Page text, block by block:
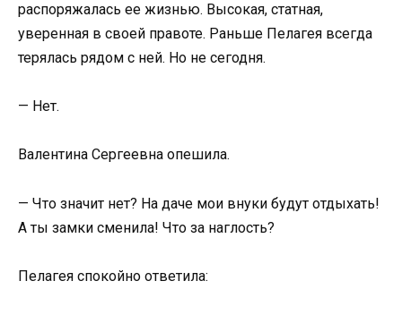
распоряжалась ее жизнью. Высокая, статная,
уверенная в своей правоте. Раньше Пелагея всегда
терялась рядом с ней. Но не сегодня.
— Нет.
Валентина Сергеевна опешила.
— Что значит нет? На даче мои внуки будут отдыхать!
А ты замки сменила! Что за наглость?
Пелагея спокойно ответила: